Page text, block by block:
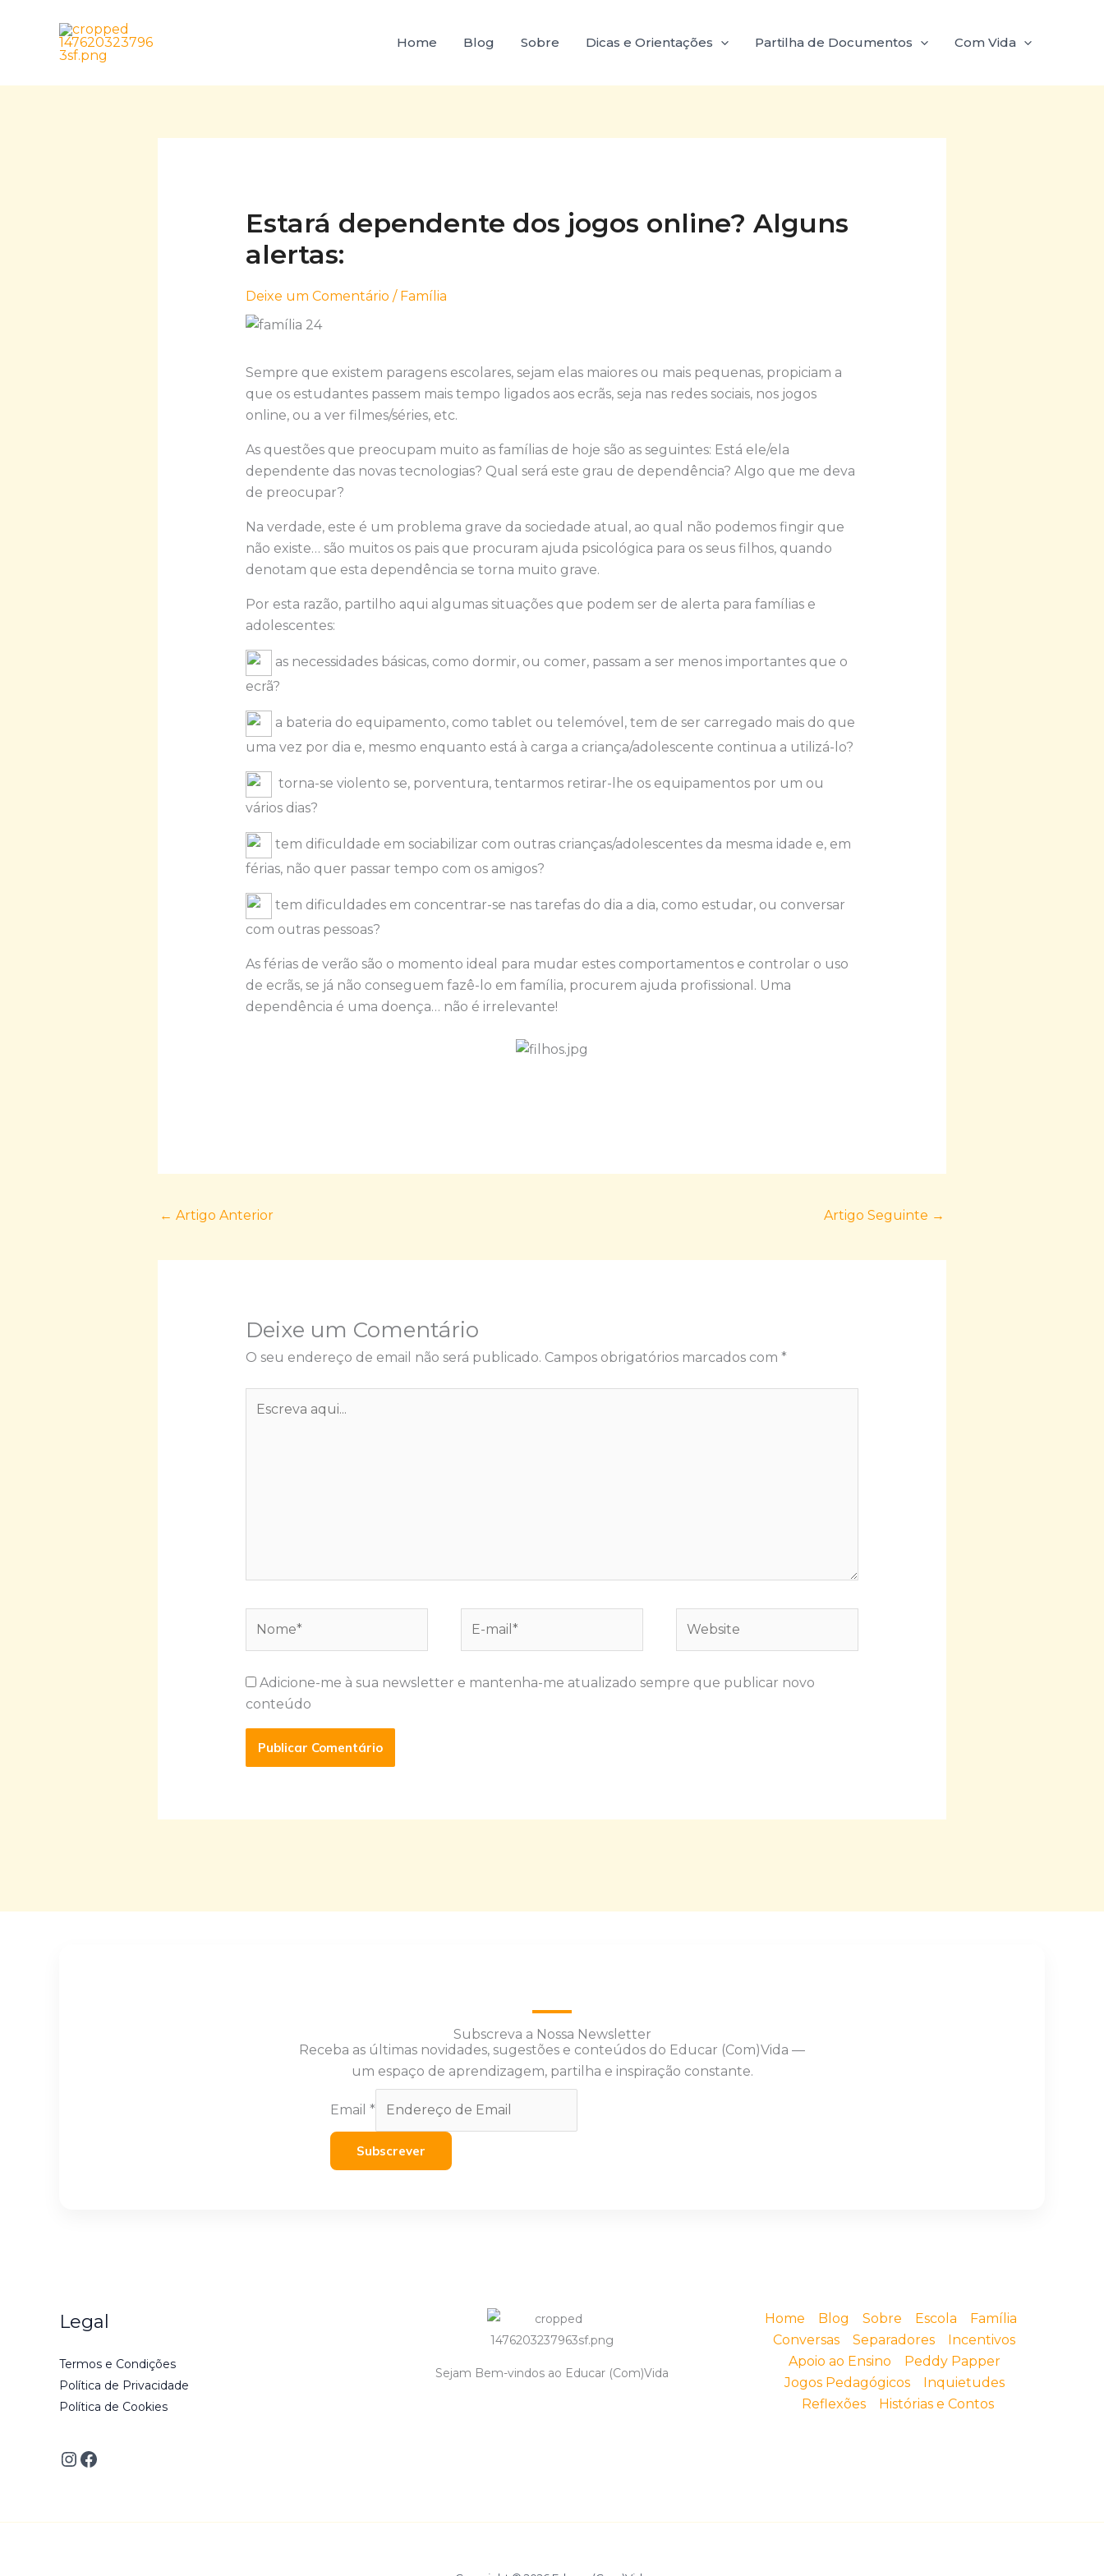
Home Blog Sobre Dicas e Orientações Partilha de Documentos Com Vida
Estará dependente dos jogos online? Alguns
alertas:
Deixe um Comentário / Família
Sempre que existem paragens escolares, sejam elas maiores ou mais pequenas, propiciam a
que os estudantes passem mais tempo ligados aos ecrãs, seja nas redes sociais, nos jogos
online, ou a ver filmes/séries, etc.
As questões que preocupam muito as famílias de hoje são as seguintes: Está ele/ela
dependente das novas tecnologias? Qual será este grau de dependência? Algo que me deva
de preocupar?
Na verdade, este é um problema grave da sociedade atual, ao qual não podemos fingir que
não existe… são muitos os pais que procuram ajuda psicológica para os seus filhos, quando
denotam que esta dependência se torna muito grave.
Por esta razão, partilho aqui algumas situações que podem ser de alerta para famílias e
adolescentes:
as necessidades básicas, como dormir, ou comer, passam a ser menos importantes que o
ecrã?
a bateria do equipamento, como tablet ou telemóvel, tem de ser carregado mais do que
uma vez por dia e, mesmo enquanto está à carga a criança/adolescente continua a utilizá-lo?
torna-se violento se, porventura, tentarmos retirar-lhe os equipamentos por um ou
vários dias?
tem dificuldade em sociabilizar com outras crianças/adolescentes da mesma idade e, em
férias, não quer passar tempo com os amigos?
tem dificuldades em concentrar-se nas tarefas do dia a dia, como estudar, ou conversar
com outras pessoas?
As férias de verão são o momento ideal para mudar estes comportamentos e controlar o uso
de ecrãs, se já não conseguem fazê-lo em família, procurem ajuda profissional. Uma
dependência é uma doença… não é irrelevante!
← Artigo Anterior Artigo Seguinte →
Deixe um Comentário
O seu endereço de email não será publicado. Campos obrigatórios marcados com *
aqui...
mail*
Adicione-me à sua newsletter e mantenha-me atualizado sempre que publicar novo
conteúdo
Subscreva a Nossa Newsletter
Receba as últimas novidades, sugestões e conteúdos do Educar (Com)Vida —
um espaço de aprendizagem, partilha e inspiração constante.
Email *
Subscrever
Legal
Termos e Condições
Política de Privacidade
Política de Cookies
Sejam Bem-vindos ao Educar (Com)Vida
Home Blog Sobre Escola
Família
Conversas
Separadores
Incentivos
Apoio ao Ensino
Peddy Papper
Jogos Pedagógicos
Inquietudes
Reflexões
Histórias e Contos